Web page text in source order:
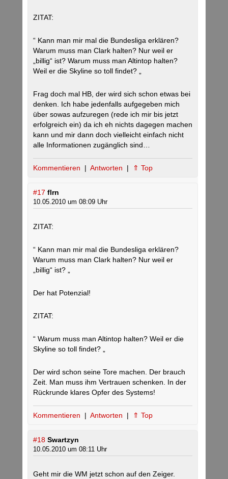
ZITAT:
“ Kann man mir mal die Bundesliga erklären?
Warum muss man Clark halten? Nur weil er
„billig“ ist? Warum muss man Altintop halten?
Weil er die Skyline so toll findet? „
Frag doch mal HB, der wird sich schon etwas bei
denken. Ich habe jedenfalls aufgegeben mich
über sowas aufzuregen (rede ich mir bis jetzt
erfolgreich ein) da ich eh nichts dagegen machen
kann und mir dann doch vielleicht einfach nicht
alle Informationen zugänglich sind…
Kommentieren | Antworten | ⇑ Top
#17 flrn
10.05.2010 um 08:09 Uhr
ZITAT:
“ Kann man mir mal die Bundesliga erklären?
Warum muss man Clark halten? Nur weil er
„billig“ ist? „
Der hat Potenzial!
ZITAT:
“ Warum muss man Altintop halten? Weil er die
Skyline so toll findet? „
Der wird schon seine Tore machen. Der brauch
Zeit. Man muss ihm Vertrauen schenken. In der
Rückrunde klares Opfer des Systems!
Kommentieren | Antworten | ⇑ Top
#18 Swartzyn
10.05.2010 um 08:11 Uhr
Geht mir die WM jetzt schon auf den Zeiger.